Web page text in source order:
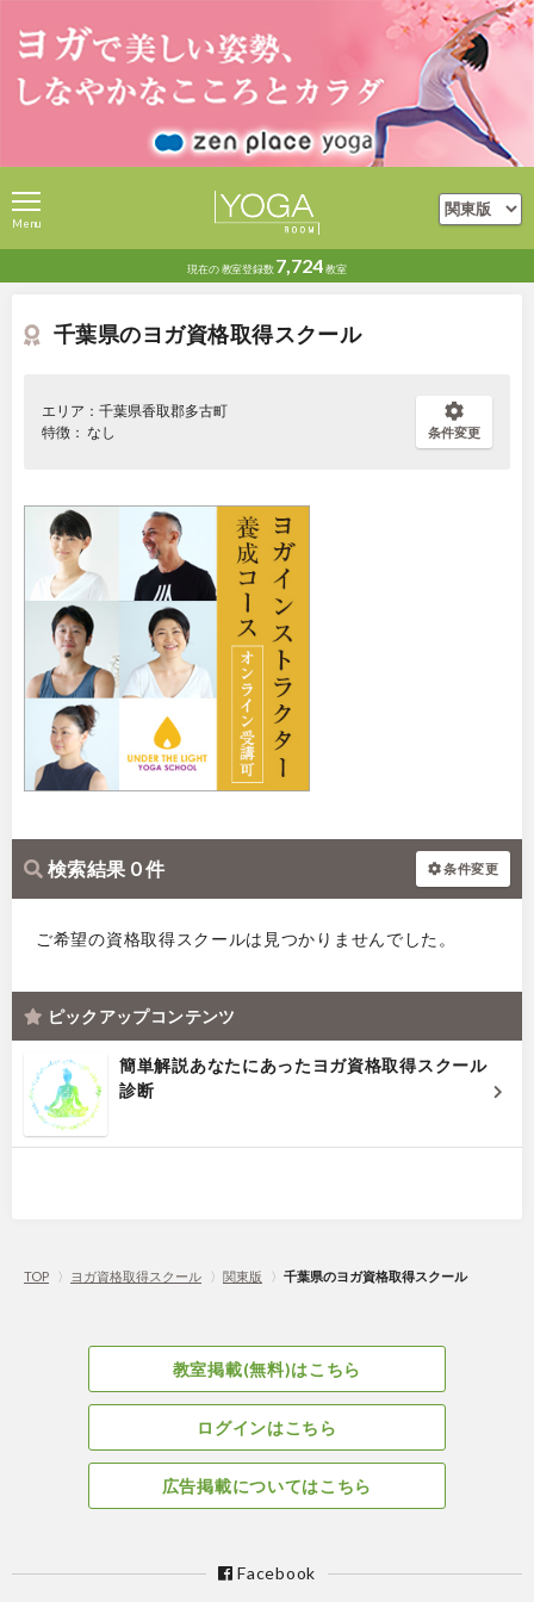
現在の教室登録数 7,724教室
Menu
千葉県のヨガ資格取得スクール
エリア：千葉県香取郡多古町
特徴： なし
条件変更
検索結果 0 件 条件変更
ご希望の資格取得スクールは見つかりませんでした。
ピックアップコンテンツ
簡単解説あなたにあったヨガ資格取得スクール
診断
TOP 〉 ヨガ資格取得スクール 〉 関東版 〉 千葉県のヨガ資格取得スクール
教室掲載(無料)はこちら
ログインはこちら
広告掲載についてはこちら
Facebook